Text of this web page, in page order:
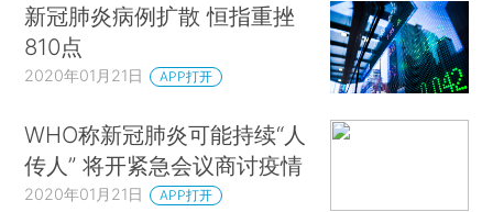
新冠肺炎病例扩散 恒指重挫
810点
2020年01月21日 APP打开
WHO称新冠肺炎可能持续“人
传人” 将开紧急会议商讨疫情
2020年01月21日 APP打开